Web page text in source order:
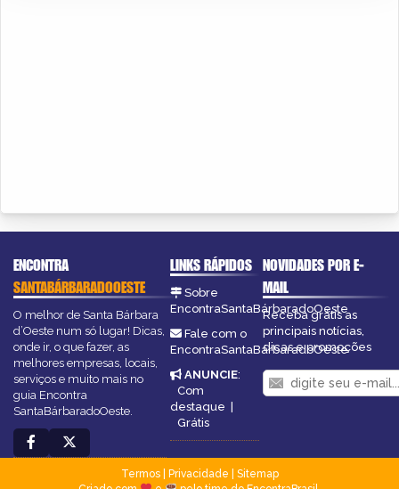
ENCONTRA
SANTABÁRBARADOOESTE
O melhor de Santa Bárbara
d’Oeste num só lugar! Dicas,
onde ir, o que fazer, as
melhores empresas, locais,
serviços e muito mais no
guia Encontra
SantaBárbaradoOeste.
LINKS RÁPIDOS
Sobre
EncontraSantaBárbaradoOeste
Fale com o
EncontraSantaBárbaradoOeste
ANUNCIE:
Com
destaque |
Grátis
NOVIDADES POR E-
MAIL
Receba grátis as
principais notícias,
dicas e promoções
Termos| Privacidade
Sitemap